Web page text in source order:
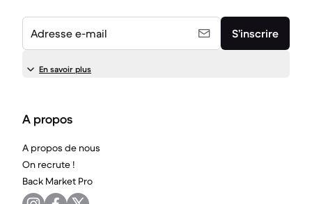
Adresse e-mail S’inscrire
En savoir plus
A propos
A propos de nous
On recrute !
Back Market Pro